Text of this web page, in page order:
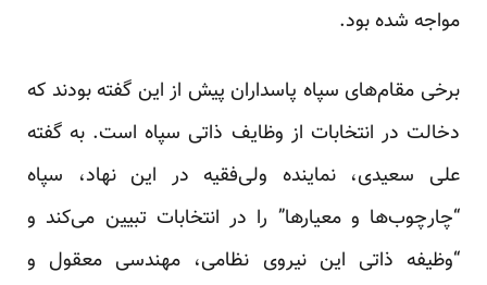
مواجه شده بود.
برخی مقام‌های سپاه پاسداران پیش از این گفته بودند که
دخالت در انتخابات از وظایف ذاتی سپاه است. به گفته
علی سعیدی، نماینده ولی‌فقیه در این نهاد،‌ سپاه
“چارچوب‌ها و معیارها” را در انتخابات تبیین می‌کند و
“وظیفه ذاتی این نیروی نظامی، مهندسی معقول و